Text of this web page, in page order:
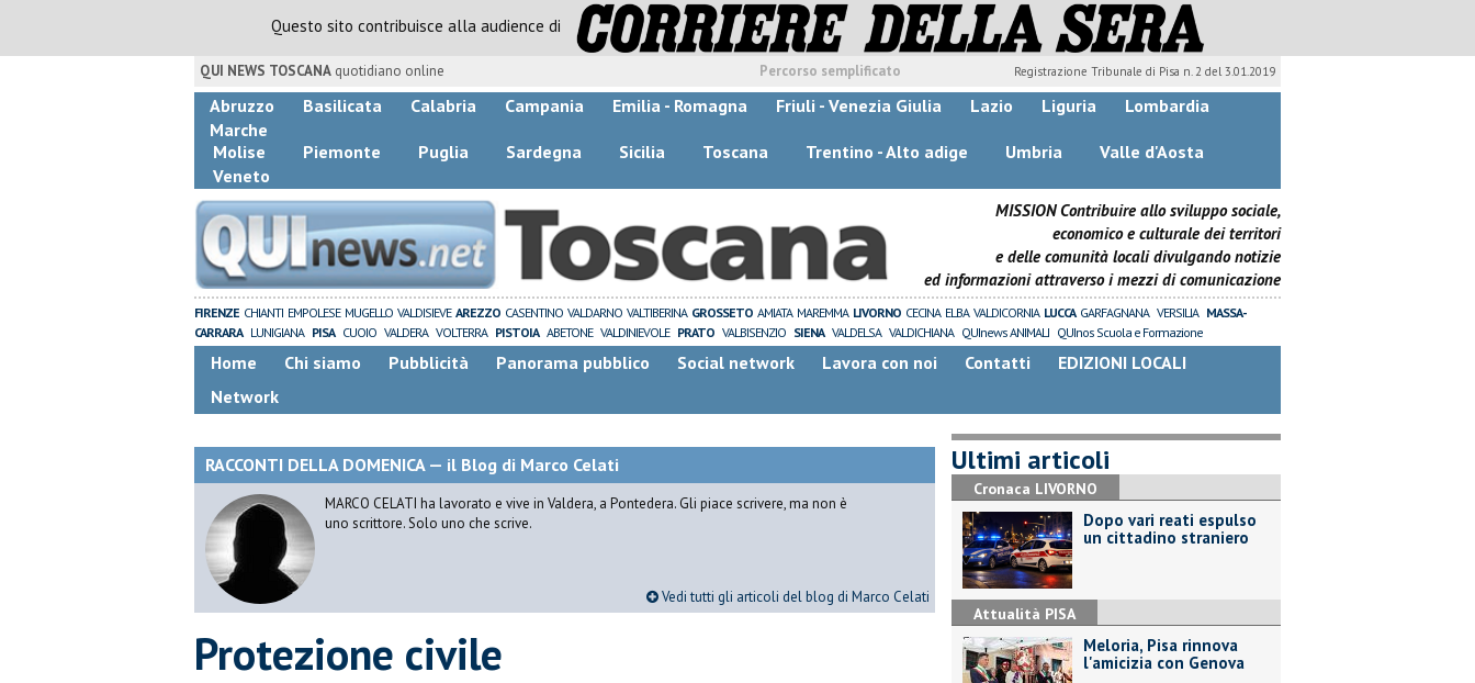
Questo sito contribuisce alla audience di
QUI NEWS TOSCANA quotidiano online Percorso semplificato Registrazione Tribunale di Pisa n. 2 del 3.01.2019
Abruzzo Basilicata Calabria Campania Emilia - Romagna Friuli - Venezia Giulia Lazio Liguria
Lombardia
Marche
Molise
Piemonte Puglia Sardegna Sicilia Toscana Trentino - Alto adige Umbria
Valle d'Aosta
Veneto
MISSION Contribuire allo sviluppo sociale,
economico e culturale dei territori
e delle comunità locali divulgando notizie
ed informazioni attraverso i mezzi di comunicazione
FIRENZE CHIANTI EMPOLESE MUGELLO VALDISIEVE AREZZO CASENTINO VALDARNO VALTIBERINA GROSSETO AMIATA MAREMMA LIVORNO CECINA ELBA VALDICORNIA LUCCA GARFAGNANA VERSILIA MASSA-
CARRARA LUNIGIANA PISA CUOIO VALDERA VOLTERRA PISTOIA ABETONE VALDINIEVOLE PRATO VALBISENZIO SIENA VALDELSA VALDICHIANA QUInews ANIMALI QUInos Scuola e Formazione
Home Chi siamo Pubblicità Panorama pubblico Social network Lavora con noi Contatti
EDIZIONI LOCALI
Network
RACCONTI DELLA DOMENICA — il Blog di Marco Celati
MARCO CELATI ha lavorato e vive in Valdera, a Pontedera. Gli piace scrivere, ma non è
uno scrittore. Solo uno che scrive.
Vedi tutti gli articoli del blog di Marco Celati
Protezione civile
Ultimi articoli
Cronaca LIVORNO
Dopo vari reati espulso
un cittadino straniero
Attualità PISA
Meloria, Pisa rinnova
l'amicizia con Genova